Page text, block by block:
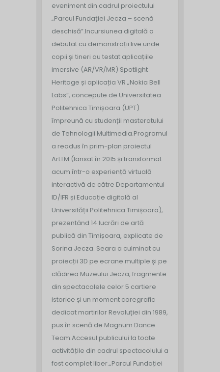
eveniment din cadrul proiectului
„Parcul Fundației Jecza – scenă
deschisă”.Incursiunea digitală a
debutat cu demonstrații live unde
copii și tineri au testat aplicațiile
imersive (AR/VR/MR) Spotlight
Heritage și aplicația VR „Nokia Bell
Labs”, concepute de Universitatea
Politehnica Timișoara (UPT)
împreună cu studenții masteratului
de Tehnologii Multimedia.Programul
a readus în prim-plan proiectul
ArtTM (lansat în 2015 și transformat
acum într-o experiență virtuală
interactivă de către Departamentul
ID/IFR și Educație digitală al
Universității Politehnica Timișoara),
prezentând 14 lucrări de artă
publică din Timișoara, explicate de
Sorina Jecza. Seara a culminat cu
proiecții 3D pe ecrane multiple și pe
clădirea Muzeului Jecza, fragmente
din spectacolele celor 5 cartiere
istorice și un moment coregrafic
dedicat martirilor Revoluției din 1989,
pus în scenă de Magnum Dance
Team.Accesul publicului la toate
activitățile din cadrul spectacolului a
fost complet liber.„Parcul Fundației